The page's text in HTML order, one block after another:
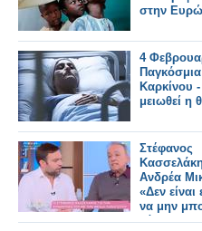
στην
4
Καρκίνου
μειωθεί η
Στέφανος
Ανδρέα
«Δεν είναι
να μην
κάτι»